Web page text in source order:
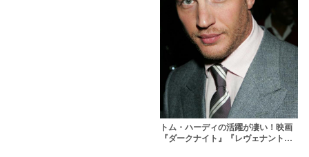
トム・ハーディの活躍が凄い！映画
『ダークナイト』『レヴェナント』